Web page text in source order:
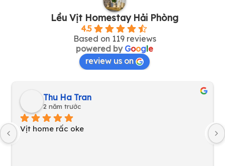
Lều Vịt Homestay Hải Phòng
4.5
Based on 119 reviews
powered by Google
review us on
Thu Ha Tran
2 năm trước
Vịt home rấc oke